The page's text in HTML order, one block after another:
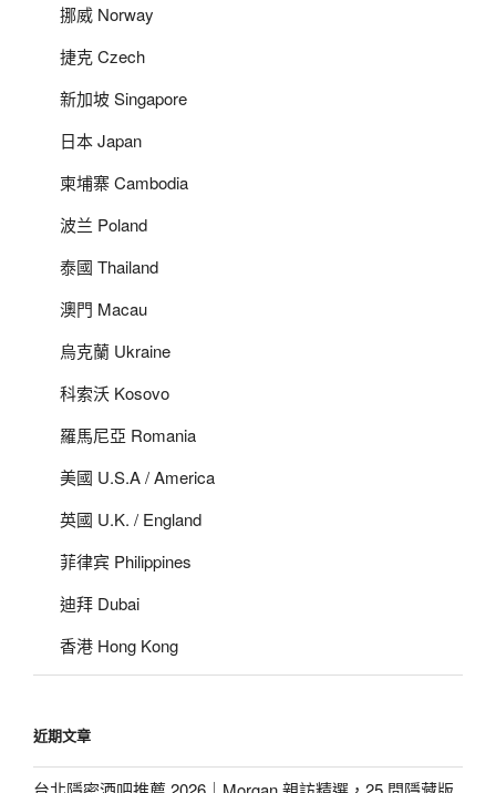
挪威 Norway
捷克 Czech
新加坡 Singapore
日本 Japan
柬埔寨 Cambodia
波兰 Poland
泰國 Thailand
澳門 Macau
烏克蘭 Ukraine
科索沃 Kosovo
羅馬尼亞 Romania
美國 U.S.A / America
英國 U.K. / England
菲律宾 Philippines
迪拜 Dubai
香港 Hong Kong
近期文章